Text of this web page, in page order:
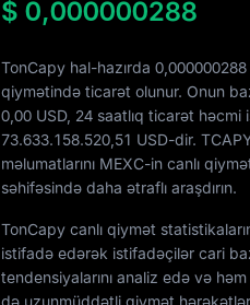
$ 0,000000288
TonCapy hal-hazırda 0,000000288
qiymətində ticarət olunur. Onun
0,00 USD, 24 saatlıq ticarət həcmi
73.633.158.520,51 USD-dir.
məlumatlarını MEXC-in canlı
səhifəsində daha ətraflı araşdırın.
TonCapy canlı qiymət
istifadə edərək istifadəçilər cari
tendensiyalarını analiz edə və həm
də uzunmüddətli qiymət